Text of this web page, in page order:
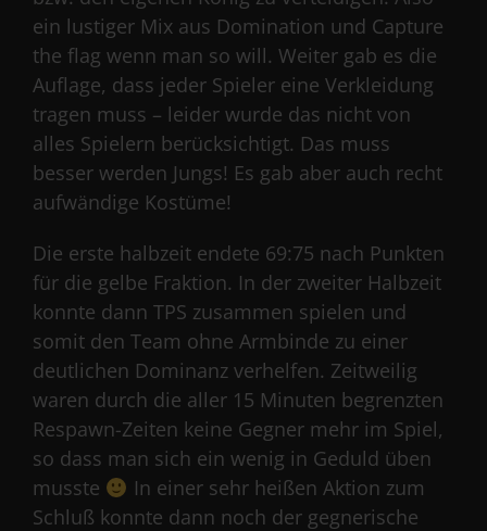
ein lustiger Mix aus Domination und Capture
the flag wenn man so will. Weiter gab es die
Auflage, dass jeder Spieler eine Verkleidung
tragen muss – leider wurde das nicht von
alles Spielern berücksichtigt. Das muss
besser werden Jungs! Es gab aber auch recht
aufwändige Kostüme!
Die erste halbzeit endete 69:75 nach Punkten
für die gelbe Fraktion. In der zweiter Halbzeit
konnte dann TPS zusammen spielen und
somit den Team ohne Armbinde zu einer
deutlichen Dominanz verhelfen. Zeitweilig
waren durch die aller 15 Minuten begrenzten
Respawn-Zeiten keine Gegner mehr im Spiel,
so dass man sich ein wenig in Geduld üben
musste
In einer sehr heißen Aktion zum
Schluß konnte dann noch der gegnerische